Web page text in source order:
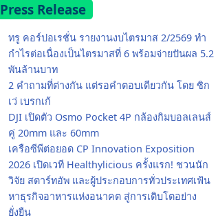
Press Release
ทรู คอร์ปอเรชั่น รายงานงบไตรมาส 2/2569 ทำ
กำไรต่อเนื่องเป็นไตรมาสที่ 6 พร้อมจ่ายปันผล 5.2
พันล้านบาท
2 คำถามที่ต่างกัน แต่รอคำตอบเดียวกัน โดย ซิก
เว่ เบรกเก้
DJI เปิดตัว Osmo Pocket 4P กล้องกิมบอลเลนส์
คู่ 20mm และ 60mm
เครือซีพีต่อยอด CP Innovation Exposition
2026 เปิดเวที Healthylicious ครั้งแรก! ชวนนัก
วิจัย สตาร์ทอัพ และผู้ประกอบการทั่วประเทศเฟ้น
หาธุรกิจอาหารแห่งอนาคต สู่การเติบโตอย่าง
ยั่งยืน